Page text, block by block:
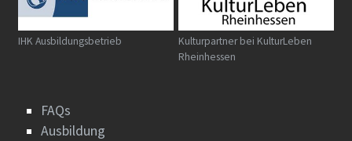
IHK Ausbildungsbetrieb
Kulturpartner bei KulturLeben
Rheinhessen
FAQs
Ausbildung